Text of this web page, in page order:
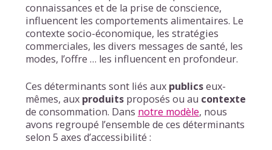
connaissances et de la prise de conscience,
influencent les comportements alimentaires. Le
contexte socio-économique, les stratégies
commerciales, les divers messages de santé, les
modes, l’offre … les influencent en profondeur.
Ces déterminants sont liés aux publicseux-
mêmes, aux produitsproposés ou au contexte
de consommation. Dans notre modèle, nous
avons regroupé l’ensemble de ces déterminants
selon 5 axes d’accessibilité :